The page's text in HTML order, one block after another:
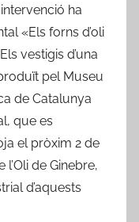
ha
«Els forns d’oli
vestigis d’una
pel Museu
de Catalunya
que es
el pròxim 2 de
de Ginebre,
d’aquests